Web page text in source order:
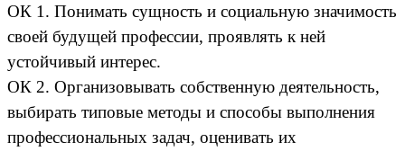
ОК 1. Понимать сущность и социальную значимость
своей будущей профессии, проявлять к ней
устойчивый интерес.
ОК 2. Организовывать собственную деятельность,
выбирать типовые методы и способы выполнения
профессиональных задач, оценивать их